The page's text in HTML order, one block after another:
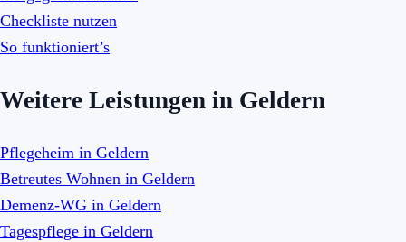
Checkliste nutzen
So funktioniert’s
Weitere Leistungen in Geldern
Pflegeheim in Geldern
Betreutes Wohnen in Geldern
Demenz-WG in Geldern
Tagespflege in Geldern